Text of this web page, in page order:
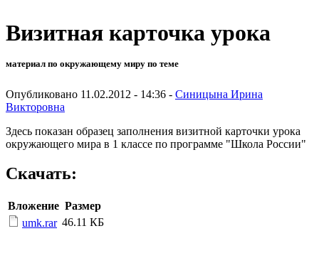
Визитная карточка урока
материал по окружающему миру по теме
Опубликовано 11.02.2012 - 14:36 - Синицына Ирина
Викторовна
Здесь показан образец заполнения визитной карточки урока
окружающего мира в 1 классе по программе "Школа России"
Скачать:
Вложение Размер
umk.rar 46.11 КБ